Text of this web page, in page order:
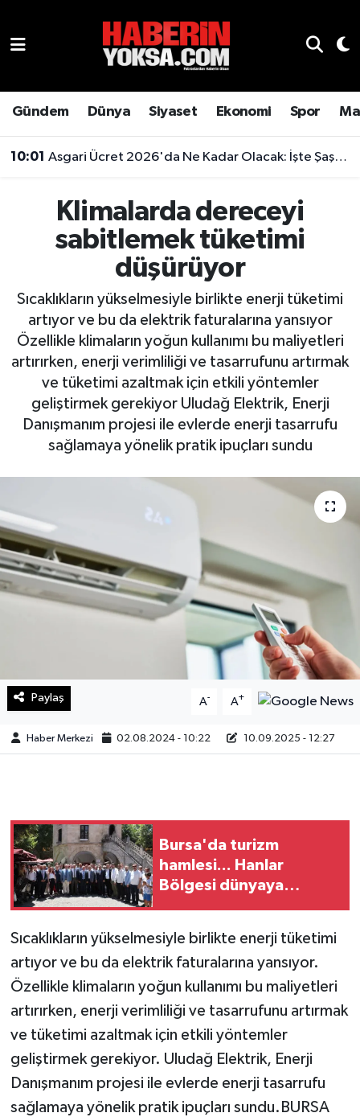
Gündem Dünya Siyaset Ekonomi Spor
10:01 Asgari Ücret 2026'da Ne Kadar Olacak: İşte Şaşırtan Rakam
Klimalarda dereceyi
sabitlemek tüketimi
düşürüyor
Sıcaklıkların yükselmesiyle birlikte enerji tüketimi
artıyor ve bu da elektrik faturalarına yansıyor
Özellikle klimaların yoğun kullanımı bu maliyetleri
artırırken, enerji verimliliği ve tasarrufunu artırmak
ve tüketimi azaltmak için etkili yöntemler
geliştirmek gerekiyor Uludağ Elektrik, Enerji
Danışmanım projesi ile evlerde enerji tasarrufu
sağlamaya yönelik pratik ipuçları sundu
Paylaş A- A+
Haber Merkezi 02.08.2024 - 10:22 10.09.2025 - 12:27
Bursa'da turizm
hamlesi... Hanlar
Bölgesi dünyaya
şekillendireceğiz
Sıcaklıkların yükselmesiyle birlikte enerji tüketimi
artıyor ve bu da elektrik faturalarına yansıyor.
Özellikle klimaların yoğun kullanımı bu maliyetleri
artırırken, enerji verimliliği ve tasarrufunu artırmak
ve tüketimi azaltmak için etkili yöntemler
geliştirmek gerekiyor. Uludağ Elektrik, Enerji
Danışmanım projesi ile evlerde enerji tasarrufu
sağlamaya yönelik pratik ipuçları sundu.BURSA
Genel
Magazin
Otomobil
Sağlık
Teknoloji
Hava Durumu
Son Dakika Haberleri
Haber Arşivi